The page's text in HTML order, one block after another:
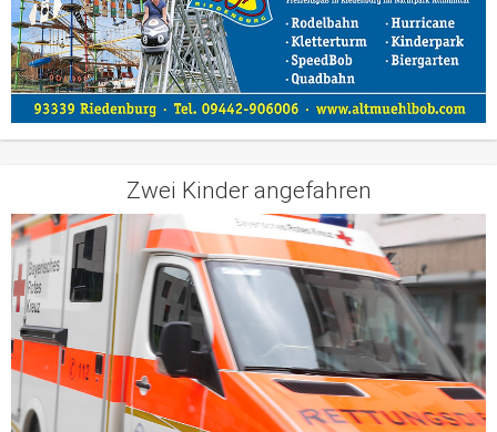
Zwei Kinder angefahren